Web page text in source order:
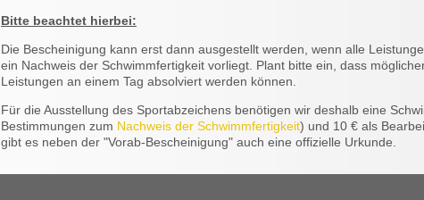
Bitte beachtet hierbei:
Die Bescheinigung kann erst dann ausgestellt werden, wenn alle
ein Nachweis der Schwimmfertigkeit vorliegt. Plant bitte ein, dass
Leistungen an einem Tag absolviert werden können.
Für die Ausstellung des Sportabzeichens benötigen wir deshalb eine
Bestimmungen zum Nachweis der Schwimmfertigkeit) und 10 € als
gibt es neben der "Vorab-Bescheinigung" auch eine offizielle Urkunde.